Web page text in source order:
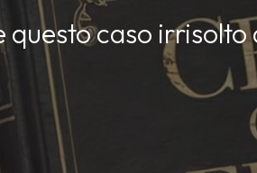
questo caso irrisolto